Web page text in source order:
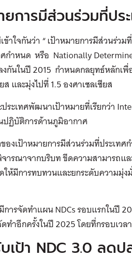
ยการมีส่วนร่วมที่ปร
ข้าใจกันว่า “ เป้าหมายการมีส่วนร่
กำหนด หรือ Nationally
กันในปี 2015 กำหนดกลยุทธ์หลักเ
ส และมุ่งไปที่ 1.5 องศาเซลเซียส
ระเทศพัฒนาเป้าหมายที่เรียกว่า
ปฏิบัติการด้านภูมิอากาศ
องเป้าหมายการมีส่วนร่วมที่ประเท
จารณาจากบริบท ขีดความสามารถ
ห้มีการทบทวนและยกระดับความมุ่
ารจัดทำแผน NDCs รอบแรกในปี
ทำอีกครั้งในปี 2025 โดยที่กรอบเว
เป้า NDC 3.0 ลดป